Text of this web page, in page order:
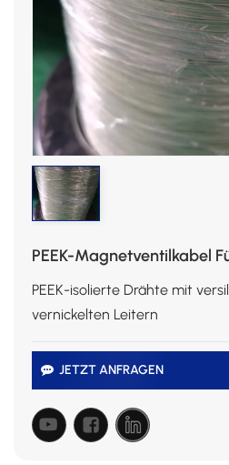
PEEK-Magnetventilkabel
PEEK-isolierte Drähte mit
vernickelten Leitern
JETZT ANFRAGEN